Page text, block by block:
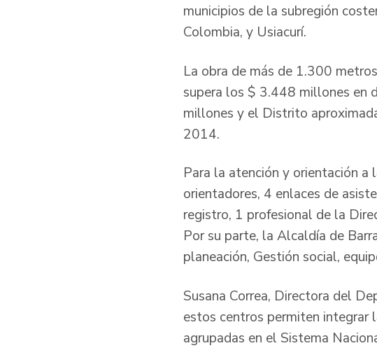
municipios de la subregión
Colombia, y Usiacurí.
La obra de más de 1.300
supera los $ 3.448 millones en
millones y el Distrito
2014.
Para la atención y orientación
orientadores, 4 enlaces de
registro, 1 profesional de la
Por su parte, la Alcaldía de
planeación, Gestión social,
Susana Correa, Directora del
estos centros permiten integrar
agrupadas en el Sistema